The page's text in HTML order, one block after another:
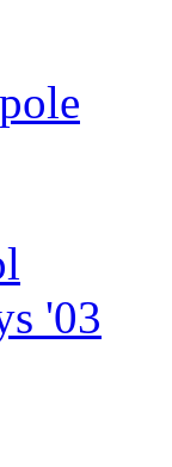
'03